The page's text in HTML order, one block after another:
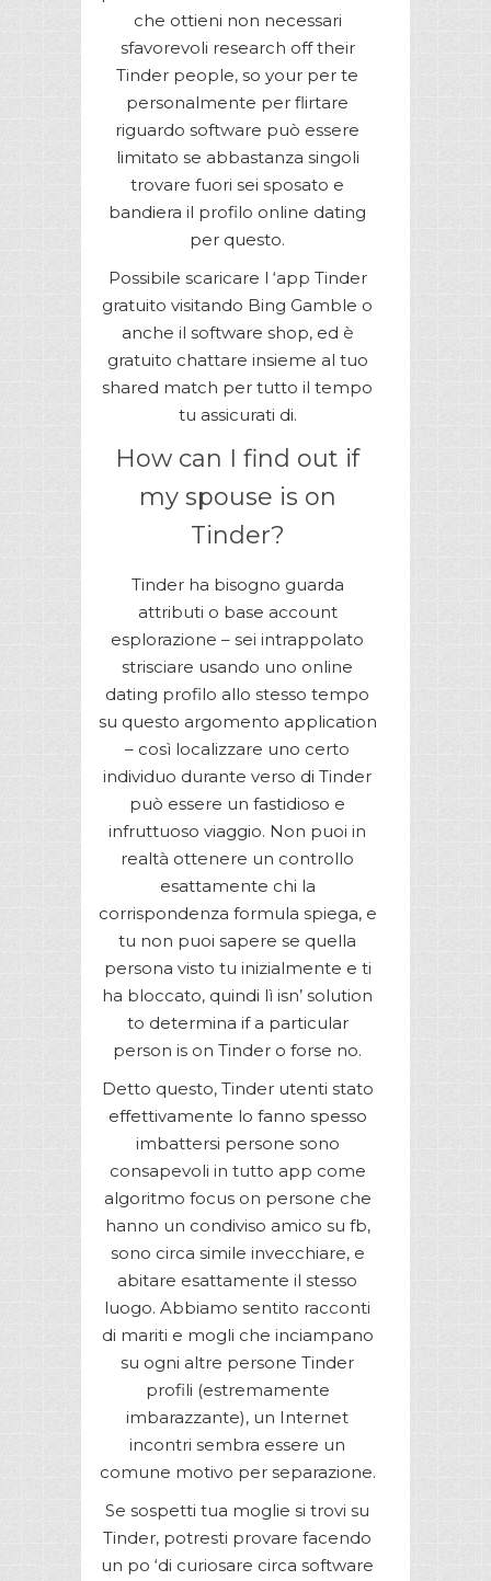
che ottieni non necessari
sfavorevoli research off their
Tinder people, so your per te
personalmente per flirtare
riguardo software può essere
limitato se abbastanza singoli
trovare fuori sei sposato e
bandiera il profilo online dating
per questo.
Possibile scaricare l ‘app Tinder
gratuito visitando Bing Gamble o
anche il software shop, ed è
gratuito chattare insieme al tuo
shared match per tutto il tempo
tu assicurati di.
How can I find out if
my spouse is on
Tinder?
Tinder ha bisogno guarda
attributi o base account
esplorazione – sei intrappolato
strisciare usando uno online
dating profilo allo stesso tempo
su questo argomento application
– così localizzare uno certo
individuo durante verso di Tinder
può essere un fastidioso e
infruttuoso viaggio. Non puoi in
realtà ottenere un controllo
esattamente chi la
corrispondenza formula spiega, e
tu non puoi sapere se quella
persona visto tu inizialmente e ti
ha bloccato, quindi lì isn’ solution
to determina if a particular
person is on Tinder o forse no.
Detto questo, Tinder utenti stato
effettivamente lo fanno spesso
imbattersi persone sono
consapevoli in tutto app come
algoritmo focus on persone che
hanno un condiviso amico su fb,
sono circa simile invecchiare, e
abitare esattamente il stesso
luogo. Abbiamo sentito racconti
di mariti e mogli che inciampano
su ogni altre persone Tinder
profili (estremamente
imbarazzante), un Internet
incontri sembra essere un
comune motivo per separazione.
Se sospetti tua moglie si trovi su
Tinder, potresti provare facendo
un po ‘di curiosare circa software